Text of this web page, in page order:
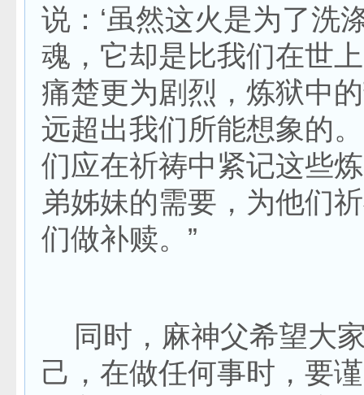
说：‘虽然这火是为了洗
魂，它却是比我们在世
痛楚更为剧烈，炼狱中
远超出我们所能想象的
们应在祈祷中紧记这些
弟姊妹的需要，为他们
们做补赎。”
同时，麻神父希望大
己，在做任何事时，要